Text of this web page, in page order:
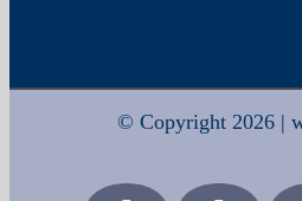
© Copyright 2026 |